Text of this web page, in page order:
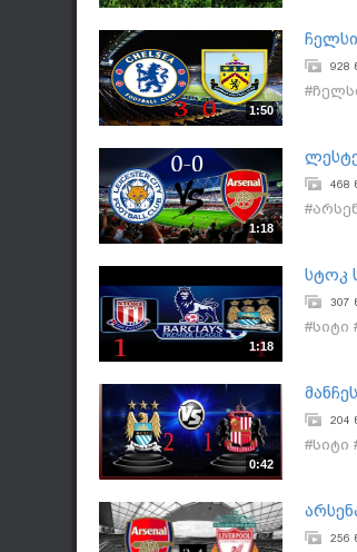
1:50
928
1:18
468
1:18
სტოკ
307
0:42
204
#სიტი
256